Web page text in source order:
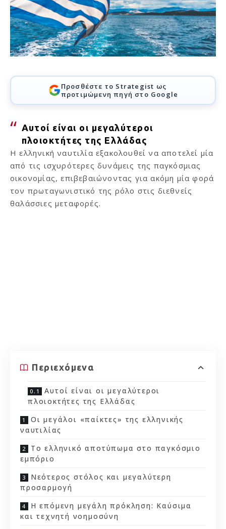
Προσθέστε το Strategist ως
προτιμώμενη πηγή στο Google
Αυτοί είναι οι μεγαλύτεροι
πλοιοκτήτες της Ελλάδας
Η ελληνική ναυτιλία εξακολουθεί να αποτελεί μία
από τις ισχυρότερες δυνάμεις της παγκόσμιας
οικονομίας, επιβεβαιώνοντας για ακόμη μία φορά
τον πρωταγωνιστικό της ρόλο στις διεθνείς
θαλάσσιες μεταφορές.
Περιεχόμενα
Αυτοί είναι οι μεγαλύτεροι
πλοιοκτήτες της Ελλάδας
Οι μεγάλοι «παίκτες» της ελληνικής
ναυτιλίας
Το ελληνικό αποτύπωμα στο παγκόσμιο
εμπόριο
Νεότερος στόλος και μεγαλύτερη
προσαρμογή
Η επόμενη μεγάλη πρόκληση: Καύσιμα
και τεχνητή νοημοσύνη